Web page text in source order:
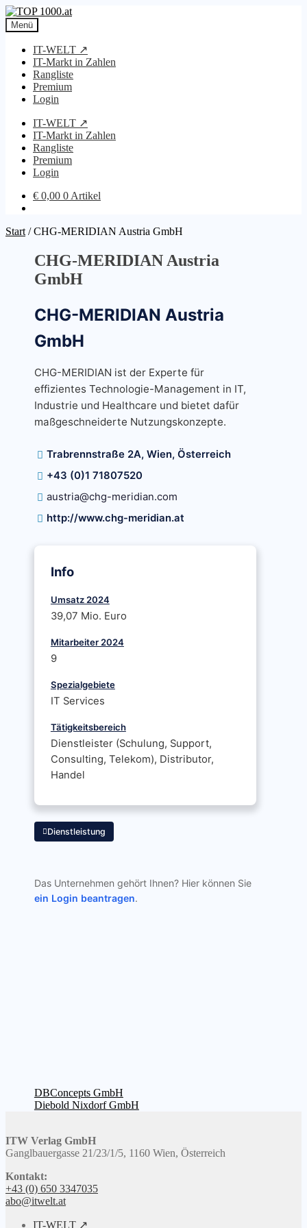
Zur
Navigation
springen
Zum
Inhalt
springen
Menü
IT-WELT ↗
IT-Markt in Zahlen
Rangliste
Premium
Login
IT-WELT ↗
IT-Markt in Zahlen
Rangliste
Premium
Login
€ 0,00 0 Artikel
Start /CHG-MERIDIAN Austria GmbH
CHG-MERIDIAN Austria
GmbH
CHG-MERIDIAN Austria
GmbH
CHG-MERIDIAN ist der Experte für
effizientes Technologie-Management in IT,
Industrie und Healthcare und bietet dafür
maßgeschneiderte Nutzungskonzepte.
Trabrennstraße 2A, Wien, Österreich
+43 (0)1 71807520
austria@chg-meridian.com
http://www.chg-meridian.at
Info
Umsatz 2024
39,07 Mio. Euro
Mitarbeiter 2024
9
Spezialgebiete
IT Services
Tätigkeitsbereich
Dienstleister (Schulung, Support,
Consulting, Telekom), Distributor,
Handel
Dienstleistung
Das Unternehmen gehört Ihnen? Hier können Sie
ein Login beantragen.
Beitragsnavigation
Vorheriger
Beitrag:
DBConcepts GmbH
Nächster
Diebold Nixdorf GmbH
ITW Verlag GmbH
Ganglbauergasse 21/23/1/5, 1160 Wien, Österreich
Kontakt:
+43 (0) 650 3347035
abo@itwelt.at
IT-WELT ↗